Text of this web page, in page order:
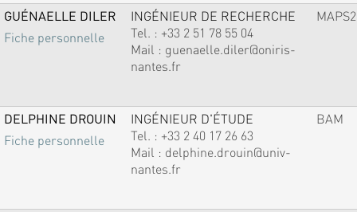
GUÉNAELLE DILER
Fiche personnelle
INGÉNIEUR DE RECHERCHE
Tel. : +33 2 51 78 55 04
Mail : guenaelle.diler@oniris-
nantes.fr
MAPS2
DELPHINE DROUIN
Fiche personnelle
INGÉNIEUR D'ÉTUDE
Tel. : +33 2 40 17 26 63
Mail : delphine.drouin@univ-
nantes.fr
BAM